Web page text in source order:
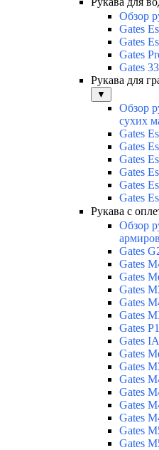
Обзор
Gates
Gates
Gates
Gates
Рукава для
▼
Обзор
сухих
Gates
Gates
Gates
Gates
Gates
Gates
Рукава с
Обзор
Gates
Gates
Gates
Gates
Gates
Gates
Gates
Gates
Gates
Gates
Gates
Gates
Gates
Gates
Gates
Gates